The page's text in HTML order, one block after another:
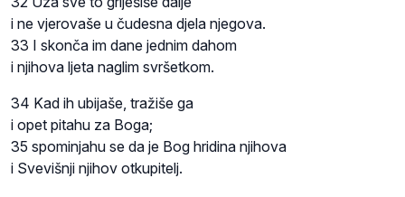
i ne vjerovaše u čudesna djela njegova.
33 I skonča im dane jednim dahom
i njihova ljeta naglim svršetkom.
34 Kad ih ubijaše, tražiše ga
i opet pitahu za Boga;
35 spominjahu se da je Bog hridina njihova
i Svevišnji njihov otkupitelj.